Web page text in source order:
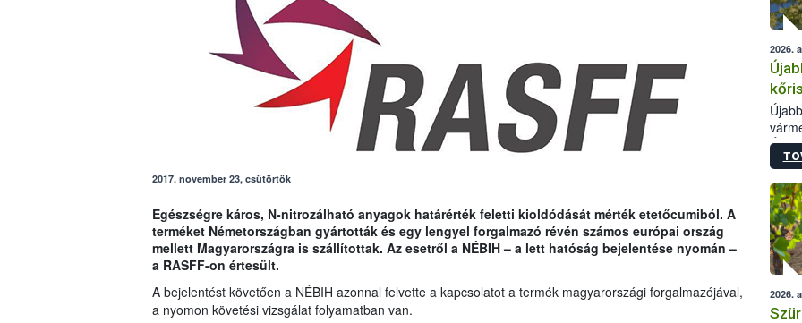
2017. november 23, csütörtök
Egészségre káros, N-nitrozálható anyagok határérték feletti kioldódását mérték etetőcumiból. A
terméket Németországban gyártották és egy lengyel forgalmazó révén számos európai ország
mellett Magyarországra is szállítottak. Az esetről a NÉBIH – a lett hatóság bejelentése nyomán –
a RASFF-on értesült.
A bejelentést követően a NÉBIH azonnal felvette a kapcsolatot a termék magyarországi forgalmazójával,
a nyomon követési vizsgálat folyamatban van.
2026.
2026.